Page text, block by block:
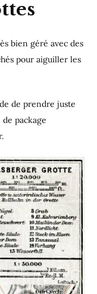
bien géré avec des
pour aiguiller les
de prendre juste
package